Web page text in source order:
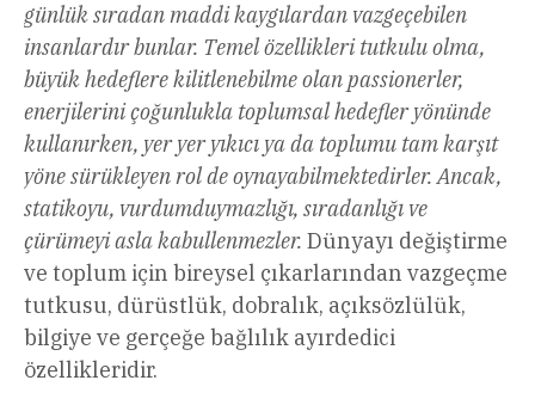
günlük sıradan maddi kaygılardan vazgeçebilen
insanlardır bunlar. Temel özellikleri tutkulu olma,
büyük hedeflere kilitlenebilme olan passionerler,
enerjilerini çoğunlukla toplumsal hedefler yönünde
kullanırken, yer yer yıkıcı ya da toplumu tam karşıt
yöne sürükleyen rol de oynayabilmektedirler. Ancak,
statikoyu, vurdumduymazlığı, sıradanlığı ve
çürümeyi asla kabullenmezler. Dünyayı değiştirme
ve toplum için bireysel çıkarlarından vazgeçme
tutkusu, dürüstlük, dobralık, açıksözlülük,
bilgiye ve gerçeğe bağlılık ayırdedici
özellikleridir.